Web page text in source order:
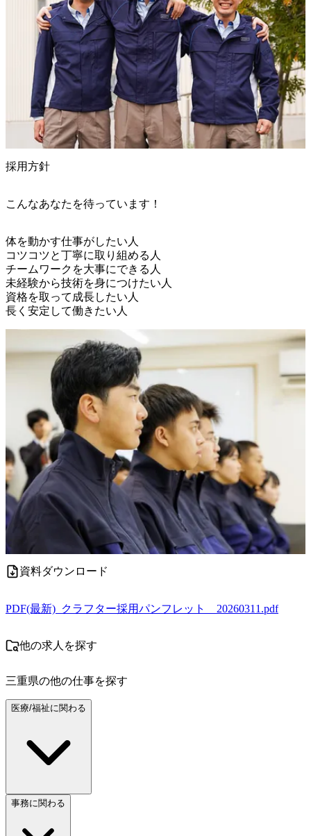
採用方針
こんなあなたを待っています！
体を動かす仕事がしたい人
コツコツと丁寧に取り組める人
チームワークを大事にできる人
未経験から技術を身につけたい人
資格を取って成長したい人
資料ダウンロード
PDF(最新)_クラフター採用パンフレット__20260311.pdf
他の求人を探す
三重県の他の仕事を探す
医療/福祉に関わる
事務に関わる